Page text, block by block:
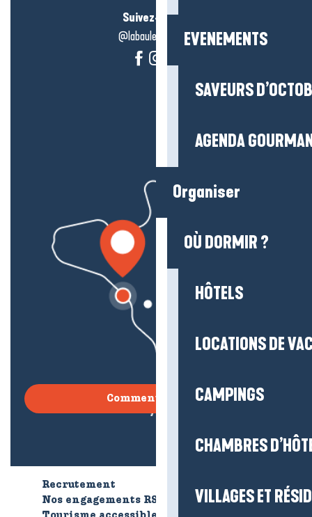
EVENEMENTS
SAVEURS
AGENDA
Organiser
OÙ DORMIR ?
HÔTELS
LOCATIONS DE
CAMPINGS
CHAMBRES
VILLAGES ET
Suivez-nous !
@labauleguérande
Comment venir ?
Recrutement
Nos engagements RSE